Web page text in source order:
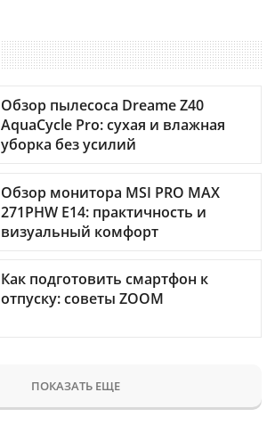
Обзор пылесоса Dreame Z40
AquaCycle Pro: сухая и влажная
уборка без усилий
Обзор монитора MSI PRO MAX
271PHW E14: практичность и
визуальный комфорт
Как подготовить смартфон к
отпуску: советы ZOOM
ПОКАЗАТЬ ЕЩЕ